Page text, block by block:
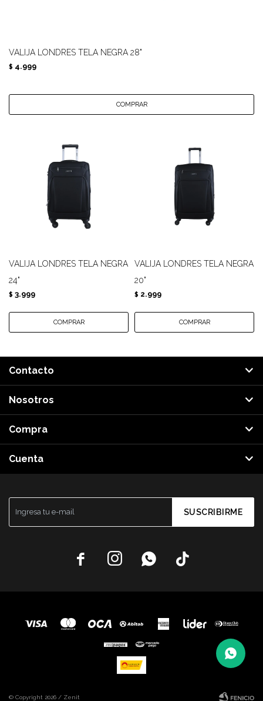
VALIJA LONDRES TELA NEGRA 28"
$ 4.999
VALIJA LONDRES TELA NEGRA
24"
$ 3.999
VALIJA LONDRES TELA NEGRA
20"
$ 2.999
SUSCRIBIRME
   
Contacto
Nosotros
Compra
Cuenta
© Copyright 2026 / Zenit